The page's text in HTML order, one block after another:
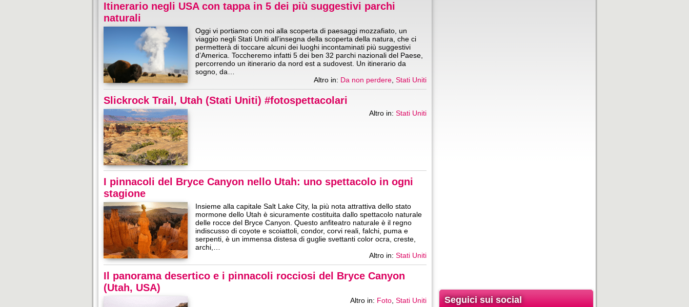
Itinerario negli USA con tappa in 5 dei più suggestivi parchi
naturali
Oggi vi portiamo con noi alla scoperta di paesaggi mozzafiato, un
viaggio negli Stati Uniti all’insegna della scoperta della natura, che ci
permetterà di toccare alcuni dei luoghi incontaminati più suggestivi
d’America. Toccheremo infatti 5 dei ben 32 parchi nazionali del Paese,
percorrendo un itinerario da nord est a sudovest. Un itinerario da
sogno, da…
Altro in: Da non perdere Stati Uniti
Slickrock Trail, Utah (Stati Uniti) #fotospettacolari
Altro in: Stati Uniti
I pinnacoli del Bryce Canyon nello Utah: uno spettacolo in ogni
stagione
Insieme alla capitale Salt Lake City, la più nota attrattiva dello stato
mormone dello Utah è sicuramente costituita dallo spettacolo naturale
delle rocce del Bryce Canyon. Questo anfiteatro naturale è il regno
indiscusso di coyote e scoiattoli, condor, corvi reali, falchi, puma e
serpenti, è un immensa distesa di guglie svettanti color ocra, creste,
archi,…
Altro in: Stati Uniti
Il panorama desertico e i pinnacoli rocciosi del Bryce Canyon
(Utah, USA)
Altro in: Foto Stati Uniti Seguici sui social